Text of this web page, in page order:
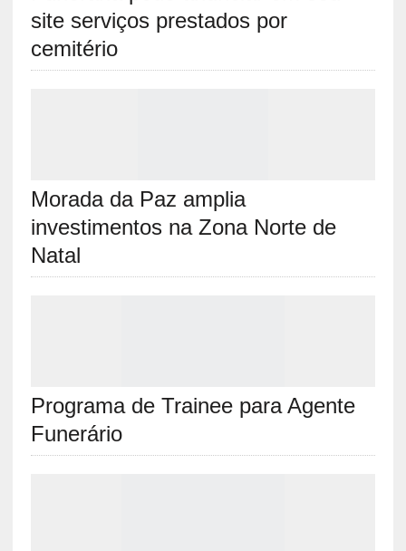
site serviços prestados por
cemitério
Morada da Paz amplia
investimentos na Zona Norte de
Natal
Programa de Trainee para Agente
Funerário